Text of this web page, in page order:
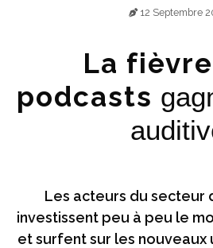
12 Septembre
La
podcasts
Les acteurs du secteur
investissent peu à peu le
et surfent sur les nouveaux